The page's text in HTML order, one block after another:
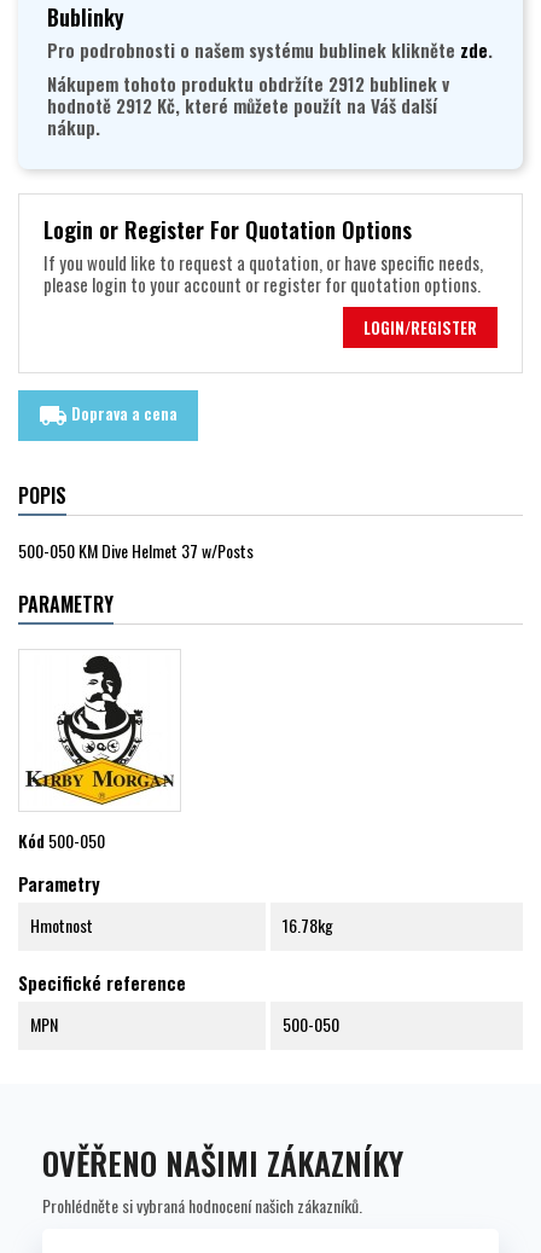
Bublinky
Pro podrobnosti o našem systému bublinek klikněte zde.
Nákupem tohoto produktu obdržíte 2912 bublinek v
hodnotě 2912 Kč, které můžete použít na Váš další
nákup.
Login or Register For Quotation Options
If you would like to request a quotation, or have specific needs,
please login to your account or register for quotation options.
LOGIN/REGISTER
local_shipping Doprava a cena
POPIS
500-050 KM Dive Helmet 37 w/Posts
PARAMETRY
Kód500-050
Parametry
Hmotnost 16.78kg
Specifické reference
MPN 500-050
OVĚŘENO NAŠIMI ZÁKAZNÍKY
Prohlédněte si vybraná hodnocení našich zákazníků.